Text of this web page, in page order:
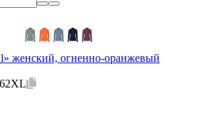
женский, огненно-оранжевый